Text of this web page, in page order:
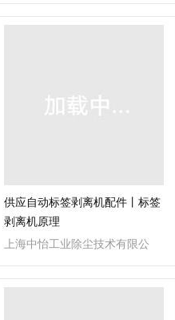
供应自动标签剥离机配件丨标签
剥离机原理
上海中怡工业除尘技术有限公
司